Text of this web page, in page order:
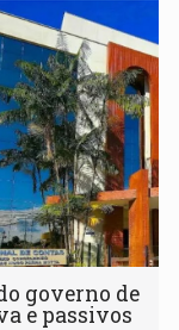
governo de
e passivos